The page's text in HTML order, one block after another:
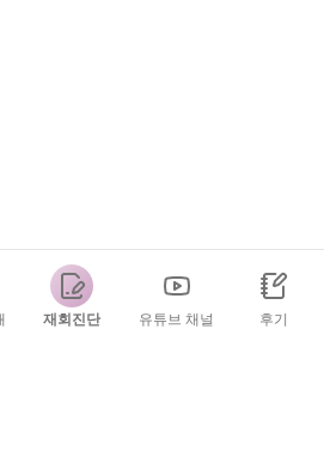
재회진단 유튜브 채널 후기